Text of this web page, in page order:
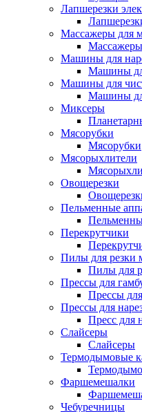
Лапшерезки
Массажеры для
Машины для
Машины
Машины для
Машины
Миксеры
Мясорубки
Мясорубки
Мясорыхлители
Овощерезки
Пельменные
Перекрутчики
Пилы для резки
Пилы для
Прессы для
Прессы
Прессы для
Пресс для
Слайсеры
Слайсеры
Термодымовые
Фаршемешалки
Чебуречницы